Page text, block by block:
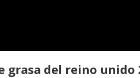
grasa del reino unido